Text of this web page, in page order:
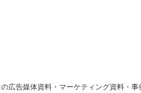
の広告媒体資料・マーケティング資料・